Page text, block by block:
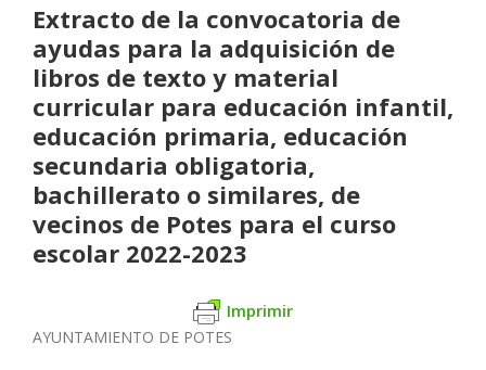
Extracto de la convocatoria de
ayudas para la adquisición de
libros de texto y material
curricular para educación infantil,
educación primaria, educación
secundaria obligatoria,
bachillerato o similares, de
vecinos de Potes para el curso
escolar 2022-2023
Imprimir
AYUNTAMIENTO DE POTES